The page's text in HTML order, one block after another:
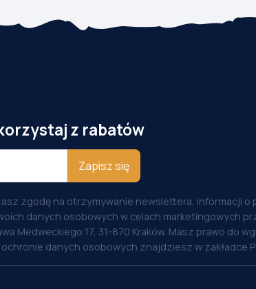
z rabatów
Zapisz się
zgodę na otrzymywanie newslettera, informacji
danych osobowych w celach marketingowych
Medweckiego 17, 31-870 Kraków. Masz prawo do
danych osobowych znajdziesz w zakładce